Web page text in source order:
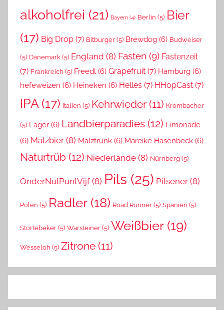
alkoholfrei (21) Bayern (4) Berlin (5) Bier
(17) Big Drop (7) Bitburger (5) Brewdog (6) Budweiser
(5) Dänemark (5) England (8) Fasten (9) Fastenzeit
(7) Frankreich (5) Freedl (6) Grapefruit (7) Hamburg (6)
hefeweizen (6) Heineken (6) Helles (7) HHopCast (7)
IPA(17) Italien (5) Kehrwieder (11) Krombacher
(5) Lager (6) Landbierparadies (12) Limonade
(6) Malzbier (8) Malztrunk (6) Mareike Hasenbeck (6)
Naturtrüb (12) Niederlande (8) Nürnberg (5)
OnderNulPuntVijf (8) Pils (25) Pilsener (8)
Polen (5) Radler(18) Road Runner (5) Spanien (5)
Störtebeker (5) Warsteiner (5) Weißbier(19)
Wesseloh (5) Zitrone (11)